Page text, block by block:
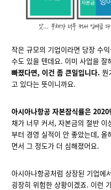
작은 규모의 기업이라면 당장 수
수도 있을 텐데요. 이미 사업을 잘
빠졌다면, 이건 좀 큰일입니다. 뭔
고 있다는 뜻이니까요.
아시아나항공 자본잠식률은
채가 너무 커서, 자본금의 절반
부터 경영 실적이 안 좋았는데,
면서 그 정도가 더 심해졌어요.
아시아나항공처럼 상장된 기업에
굉장히 위험한 상황이겠죠. 이런